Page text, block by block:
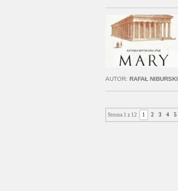
AUTOR: RAFAŁ NIBURSKI
Strona 1 z 12 1 2 3 4 5